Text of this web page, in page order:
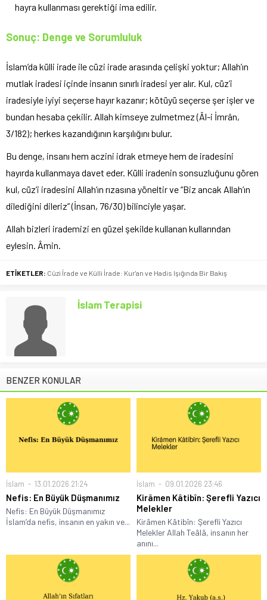
hayra kullanması gerektiği ima edilir.
Sonuç: Denge ve Sorumluluk
İslam’da külli irade ile cüzi irade arasında çelişki yoktur; Allah’ın
mutlak iradesi içinde insanın sınırlı iradesi yer alır. Kul, cüz’i
iradesiyle iyiyi seçerse hayır kazanır; kötüyü seçerse şer işler ve
bundan hesaba çekilir. Allah kimseye zulmetmez (Âl-i İmrân,
3/182); herkes kazandığının karşılığını bulur.
Bu denge, insanı hem aczini idrak etmeye hem de iradesini
hayırda kullanmaya davet eder. Külli iradenin sonsuzluğunu gören
kul, cüz’i iradesini Allah’ın rızasına yöneltir ve “Biz ancak Allah’ın
dilediğini dileriz” (İnsan, 76/30) bilinciyle yaşar.
Allah bizleri irademizi en güzel şekilde kullanan kullarından
eylesin. Âmin.
ETİKETLER: Cüzi İrade ve Külli İrade: Kur'an ve Hadis Işığında Bir Bakış
İslam Terapisi
BENZER KONULAR
İslam 13.01.2026 21:24
Nefis: En Büyük Düşmanımız
Nefis: En Büyük Düşmanımız
İslam’da nefis, insanın en yakın ve...
İslam 09.01.2026 23:46
Kirâmen Kâtibîn: Şerefli Yazıcı
Melekler
Kirâmen Kâtibîn: Şerefli Yazıcı
Melekler Allah Teâlâ, insanın her
anını...